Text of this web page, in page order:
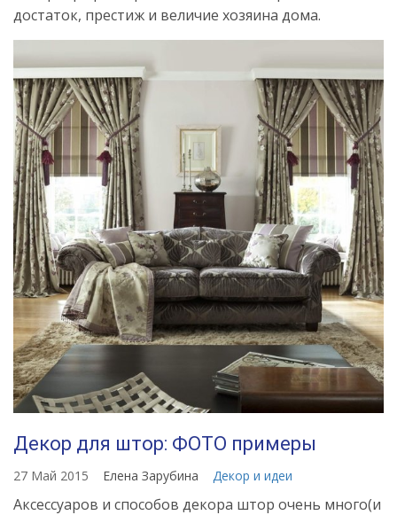
достаток, престиж и величие хозяина дома.
Декор для штор: ФОТО примеры
27 Май 2015 Елена Зарубина Декор и идеи
Аксессуаров и способов декора штор очень много(и